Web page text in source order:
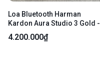
Loa Bluetooth Harman
Kardon Aura Studio 3 Gold -
130W RMS - Màu đen đồng -
Ngoại hình 97% - Kèm nguồn
4.200.000₫